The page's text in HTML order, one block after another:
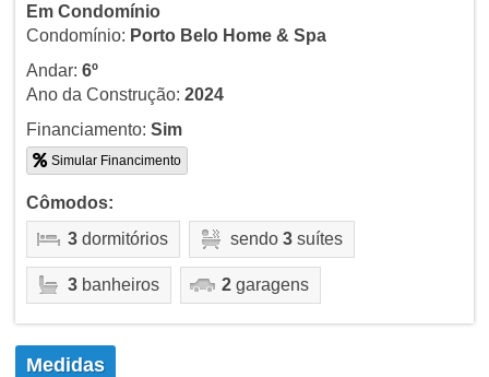
Em Condomínio
Condomínio: Porto Belo Home & Spa
Andar: 6º
Ano da Construção: 2024
Financiamento: Sim
Simular Financimento
Cômodos:
3dormitórios sendo 3suítes
3banheiros 2garagens
Medidas